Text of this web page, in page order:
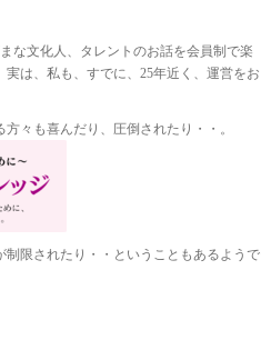
な文化人、タレントのお話を会員制で楽
は、私も、すでに、25年近く、運営をお
々も喜んだり、圧倒されたり・・。
限されたり・・ということもあるようで